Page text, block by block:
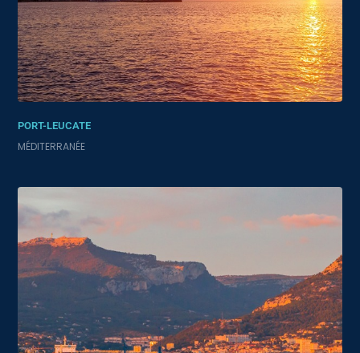
PORT-LEUCATE
MÉDITERRANÉE